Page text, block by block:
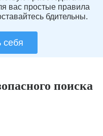
вас простые правила
бдительны.
себя
поиска